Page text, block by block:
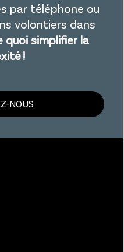
par téléphone ou
volontiers dans
quoi simplifier la
!
NOUS